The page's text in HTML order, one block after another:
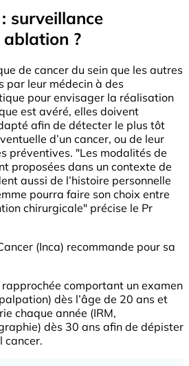
surveillance
?
de cancer du sein que les autres
par leur médecin à des
pour envisager la réalisation
est avéré, elles doivent
afin de détecter le plus tôt
d’un cancer, ou de leur
préventives. "Les modalités de
proposées dans un contexte de
aussi de l’histoire personnelle
pourra faire son choix entre
chirurgicale" précise le Pr
(Inca) recommande pour sa
comportant un examen
dès l’âge de 20 ans et
chaque année (IRM,
dès 30 ans afin de dépister
cancer.